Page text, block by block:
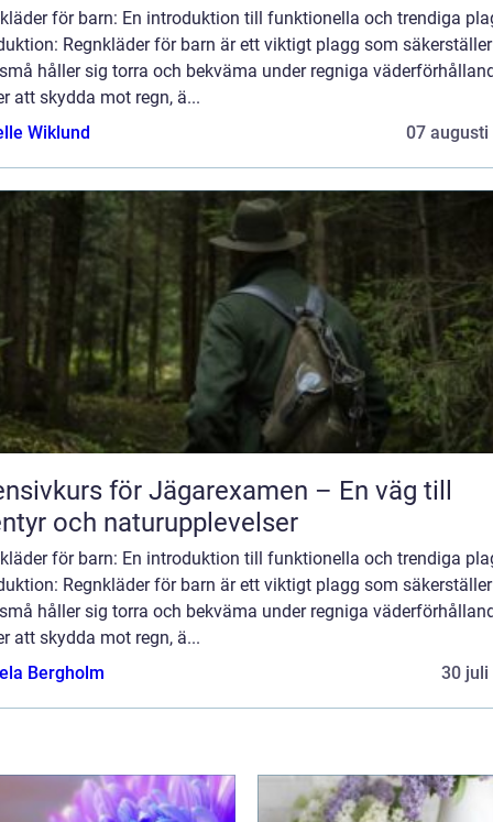
för barn: En introduktion till funktionella och trendiga
Regnkläder för barn är ett viktigt plagg som
håller sig torra och bekväma under regniga
att skydda mot regn, ä...
Wiklund
07 augusti
för Jägarexamen – En väg till
och naturupplevelser
för barn: En introduktion till funktionella och trendiga
Regnkläder för barn är ett viktigt plagg som
håller sig torra och bekväma under regniga
att skydda mot regn, ä...
Bergholm
30 juli